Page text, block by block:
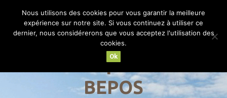
MENU
Maison positive –
BEPOS
Nous utilisons des cookies pour vous garantir la meilleure
expérience sur notre site. Si vous continuez à utiliser ce
dernier, nous considérerons que vous acceptez l'utilisation des
cookies.
Ok